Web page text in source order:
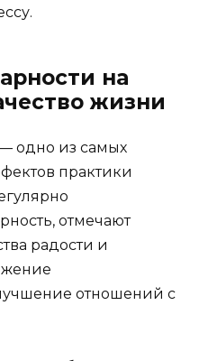
на
жизни
одно из самых
практики
отмечают
радости и
отношений с